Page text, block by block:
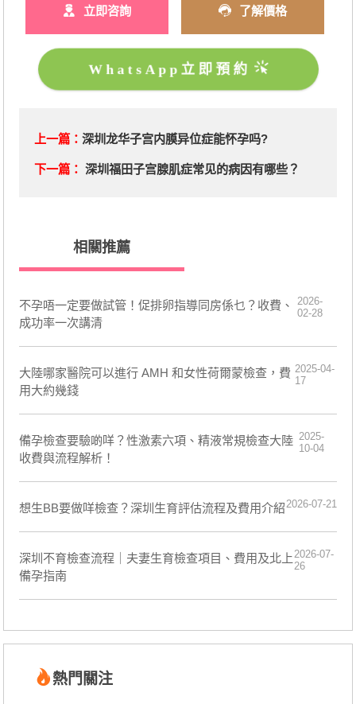
立即咨詢 了解價格
WhatsApp立即預約
上一篇： 深圳龙华子宫内膜异位症能怀孕吗?
下一篇： 深圳福田子宫腺肌症常见的病因有哪些？
相關推薦
不孕唔一定要做試管！促排卵指導同房係乜？收費、
成功率一次講清
2026-
02-28
大陸哪家醫院可以進行 AMH 和女性荷爾蒙檢查，費
用大約幾錢
2025-04-
17
備孕檢查要驗啲咩？性激素六項、精液常規檢查大陸
收費與流程解析！
2025-
10-04
想生BB要做咩檢查？深圳生育評估流程及費用介紹2026-07-21
深圳不育檢查流程｜夫妻生育檢查項目、費用及北上
備孕指南
2026-07-
26
熱門關注